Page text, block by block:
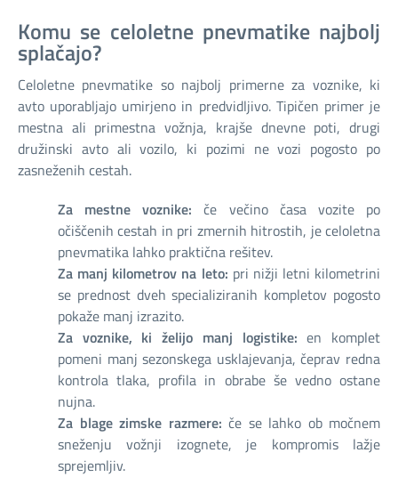
Komu se celoletne pnevmatike najbolj
splačajo?
Celoletne pnevmatike so najbolj primerne za voznike, ki
avto uporabljajo umirjeno in predvidljivo. Tipičen primer je
mestna ali primestna vožnja, krajše dnevne poti, drugi
družinski avto ali vozilo, ki pozimi ne vozi pogosto po
zasneženih cestah.
Za mestne voznike: če večino časa vozite po
očiščenih cestah in pri zmernih hitrostih, je celoletna
pnevmatika lahko praktična rešitev.
Za manj kilometrov na leto: pri nižji letni kilometrini
se prednost dveh specializiranih kompletov pogosto
pokaže manj izrazito.
Za voznike, ki želijo manj logistike: en komplet
pomeni manj sezonskega usklajevanja, čeprav redna
kontrola tlaka, profila in obrabe še vedno ostane
nujna.
Za blage zimske razmere: če se lahko ob močnem
sneženju vožnji izognete, je kompromis lažje
sprejemljiv.